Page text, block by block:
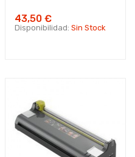
43,50 €
Disponibilidad: Sin Stock